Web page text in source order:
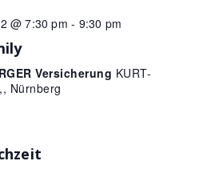
@ 7:30 pm - 9:30 pm
Versicherung KURT-
Nürnberg